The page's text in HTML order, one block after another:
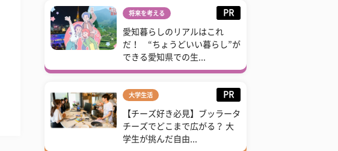
将来を考える PR
愛知暮らしのリアルはこれ
だ！ “ちょうどいい暮らし”が
できる愛知県での生...
大学生活 PR
【チーズ好き必見】ブッラータ
チーズでどこまで広がる？ 大
学生が挑んだ自由...